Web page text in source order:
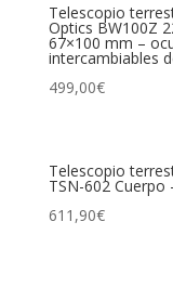
Telescopio
Optics BW100Z
67×100 mm –
intercambiables
499,00€
Telescopio
TSN-602 Cuerpo
611,90€